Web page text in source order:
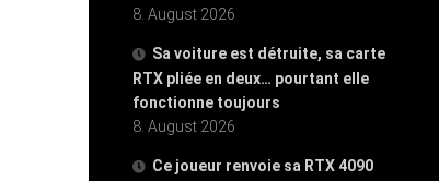
8. August 2026
Sa voiture est détruite, sa carte
RTX pliée en deux… pourtant elle
fonctionne toujours
8. August 2026
Ce joueur renvoie sa RTX 4090